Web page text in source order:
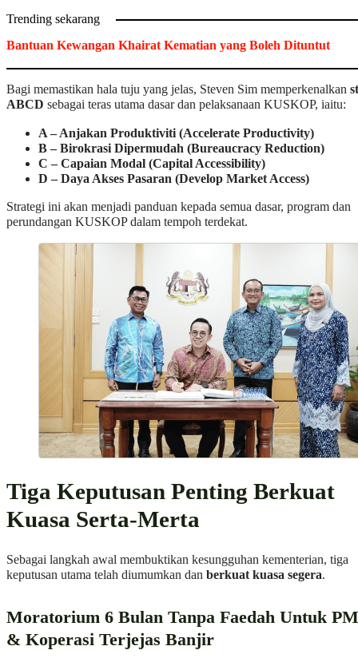
Trending sekarang
Bantuan Kewangan Khairat Kematian yang Boleh Dituntut
Bagi memastikan hala tuju yang jelas, Steven Sim memperkenalkan
ABCD sebagai teras utama dasar dan pelaksanaan KUSKOP, iaitu:
A – Anjakan Produktiviti (Accelerate Productivity)
B – Birokrasi Dipermudah (Bureaucracy Reduction)
C – Capaian Modal (Capital Accessibility)
D – Daya Akses Pasaran (Develop Market Access)
Strategi ini akan menjadi panduan kepada semua dasar, program dan
perundangan KUSKOP dalam tempoh terdekat.
Tiga Keputusan Penting Berkuat
Kuasa Serta-Merta
Sebagai langkah awal membuktikan kesungguhan kementerian, tiga
keputusan utama telah diumumkan dan berkuat kuasa segera.
Moratorium 6 Bulan Tanpa Faedah Untuk
& Koperasi Terjejas Banjir